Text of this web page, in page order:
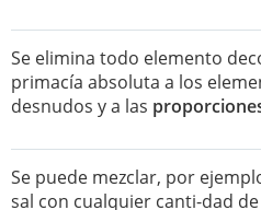
Se elimina todo elemento
primacía absoluta a los
desnudos y a las
Se puede mezclar, por
sal con cualquier canti-dad